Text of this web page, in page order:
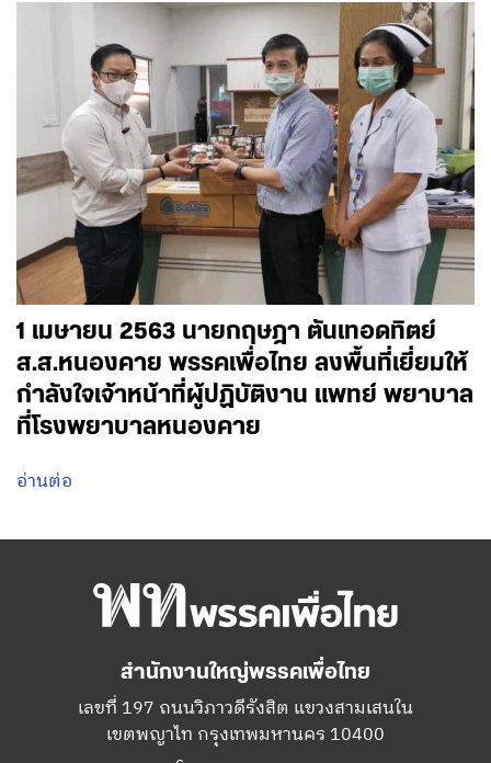
1 เมษายน 2563 นายกฤษฎา ตันเทอดทิตย์
ส.ส.หนองคาย พรรคเพื่อไทย ลงพื้นที่เยี่ยมให้
กำลังใจเจ้าหน้าที่ผู้ปฏิบัติงาน แพทย์ พยาบาล
ที่โรงพยาบาลหนองคาย
อ่านต่อ
สำนักงานใหญ่พรรคเพื่อไทย
เลขที่ 197 ถนนวิภาวดีรังสิต แขวงสามเสนใน
เขตพญาไท กรุงเทพมหานคร 10400